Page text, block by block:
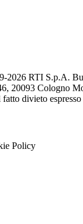
2026 RTI S.p.A.
20093 Cologno
divieto
Policy